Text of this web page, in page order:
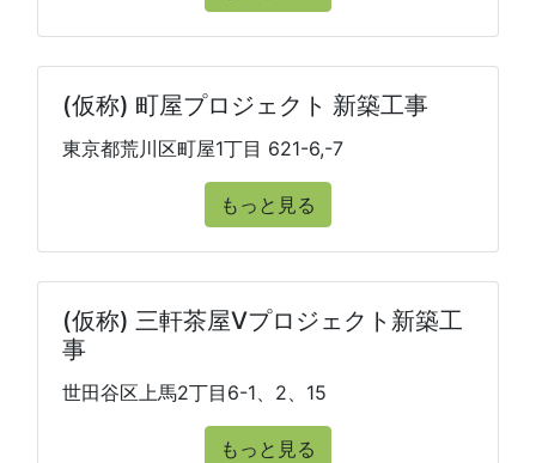
(仮称) 町屋プロジェクト 新築工事
東京都荒川区町屋1丁目 621-6,-7
もっと見る
(仮称) 三軒茶屋Ⅴプロジェクト新築工
事
世田谷区上馬2丁目6-1、2、15
もっと見る